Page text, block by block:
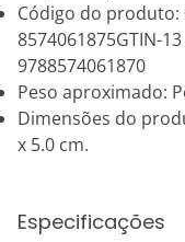
Código do produto:
8574061875GTIN-
9788574061870
Peso aproximado:
Dimensões do
x 5.0 cm.
Especificações